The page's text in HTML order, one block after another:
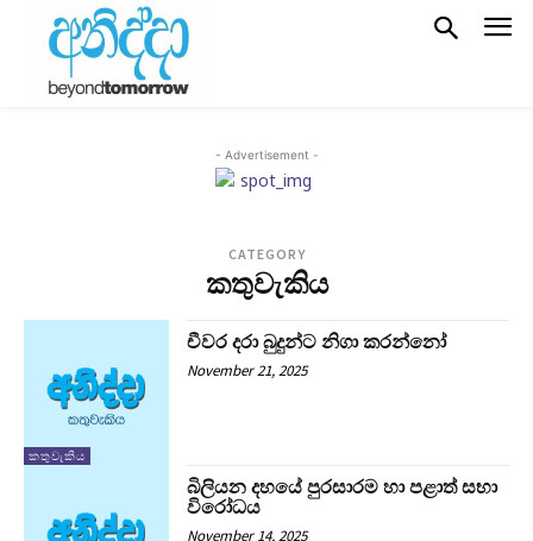
- Advertisement -
CATEGORY
කතුවැකිය
කතුවැකිය
චීවර දරා බුදුන්ට නිගා කරන්නෝ
November 21, 2025
බිලියන දහයේ පුරසාරම හා පළාත් සභා
විරෝධය
November 14, 2025